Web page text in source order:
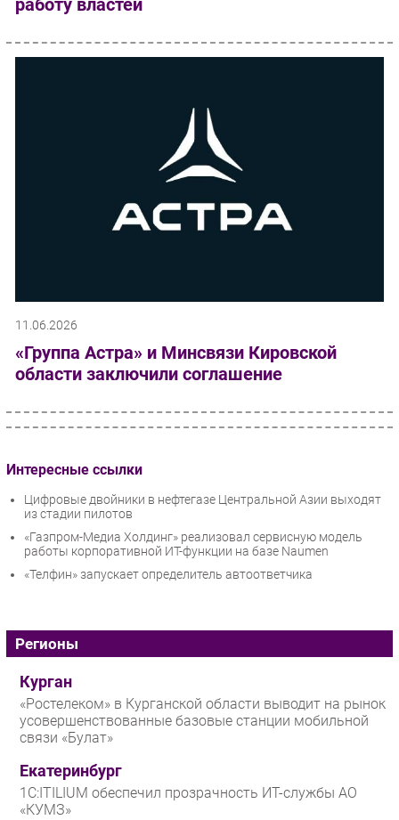
11.06.2026
«Группа Астра» и Минсвязи Кировской
области заключили соглашение
Интересные ссылки
Цифровые двойники в нефтегазе Центральной Азии выходят
из стадии пилотов
«Газпром-Медиа Холдинг» реализовал сервисную модель
работы корпоративной ИТ-функции на базе Naumen
«Телфин» запускает определитель автоответчика
Регионы
Курган
«Ростелеком» в Курганской области выводит на рынок
усовершенствованные базовые станции мобильной
связи «Булат»
Екатеринбург
1С:ITILIUM обеспечил прозрачность ИТ-службы АО
«КУМЗ»